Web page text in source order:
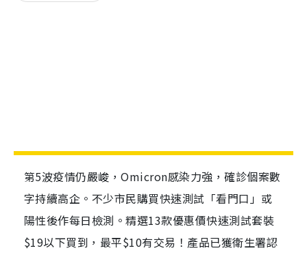
第5波疫情仍嚴峻，Omicron感染力強，確診個案數
字持續高企。不少市民購買快速測試「看門口」或
陽性後作每日檢測。精選13款優惠價快速測試套裝
$19以下買到，最平$10有交易！產品已獲衛生署認